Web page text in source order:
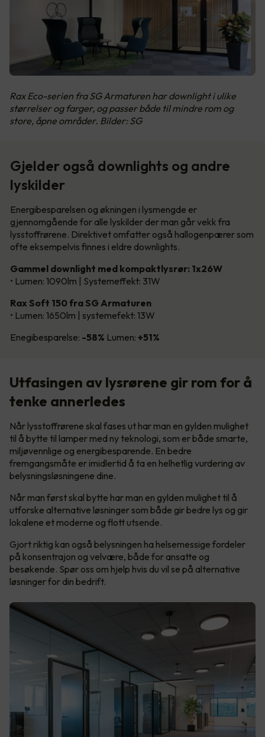
Rax Eco-serien fra SG Armaturen har downlight i ulike
størrelser og farger, og passer både til mindre rom og
store, åpne områder. Bilder: SG
Gjelder også downlights og andre
lyskilder
Energibesparelsen og økningen i lysmengde er
gjennomgående for alle lyskilder der man går vekk fra
lysstoffrørene. Direktivet omfatter også hallogenpærer som
ofte eksempelvis finnes i eldre downlights.
Gammel downlight med kompaktlysrør: 1x26W
• Lumen: 1090lm | Systemeffekt: 31W
Rax Soft 150 fra SG Armaturen
• Lumen: 1650lm | systemefekt: 13W
Enegibesparelse: -58% Lumen: +51%
Utfasingen av lysrørene gir rom for å
tenke annerledes
Når lysstoffrørene skal fases ut har man en gylden mulighet
til å bytte til lamper med ny teknologi, som er både smarte,
miljøvennlige og energibesparende. En bedre
fremgangsmåte er imidlertid å ta en helhetlig vurdering av
belysningsløsningene dine.
Når man først skal bytte har man en gylden mulighet til å
utforske alternative løsninger som både gir bedre lys og gir
lokalene et moderne og flott utsende.
Gjort riktig kan også belysningen ha helsemessige fordeler
på konsentrajon og velvære, både for ansatte og
besøkende. Spør oss om hjelp hvis du vil se på alternative
løsninger for din bedrift.